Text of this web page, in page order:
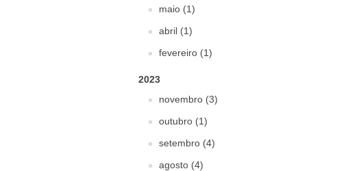
maio (1)
abril (1)
fevereiro (1)
2023
novembro (3)
outubro (1)
setembro (4)
agosto (4)